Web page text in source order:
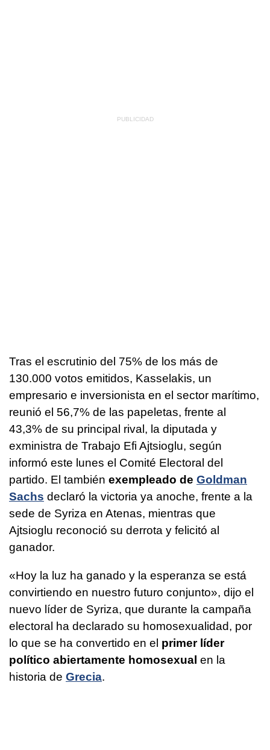
Tras el escrutinio del 75% de los más de
130.000 votos emitidos, Kasselakis, un
empresario e inversionista en el sector marítimo,
reunió el 56,7% de las papeletas, frente al
43,3% de su principal rival, la diputada y
exministra de Trabajo Efi Ajtsioglu, según
informó este lunes el Comité Electoral del
partido. El también exempleado de Goldman
Sachs declaró la victoria ya anoche, frente a la
sede de Syriza en Atenas, mientras que
Ajtsioglu reconoció su derrota y felicitó al
ganador.
«Hoy la luz ha ganado y la esperanza se está
convirtiendo en nuestro futuro conjunto», dijo el
nuevo líder de Syriza, que durante la campaña
electoral ha declarado su homosexualidad, por
lo que se ha convertido en el primer líder
político abiertamente homosexual en la
historia de Grecia.